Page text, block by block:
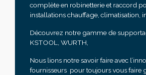
complète en robinetterie et raccord
installations chauffage, climatisation,
Découvrez notre gamme de
KSTOOL, WURTH,
Nous lions notre savoir faire avec
fournisseurs pour toujours vous faire